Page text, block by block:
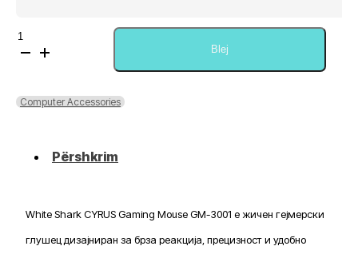
Sasi
White
Gaming
Blej
Computer Accessories
Përshkrim
White Shark CYRUS Gaming Mouse GM-3001 е жичен гејмерски
глушец дизајниран за брза реакција, прецизност и удобно